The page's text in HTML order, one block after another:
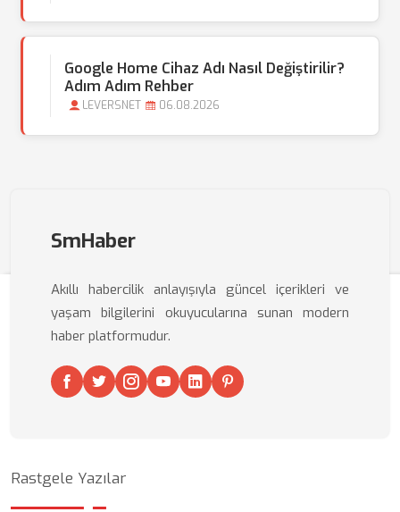
Google Home Cihaz Adı Nasıl Değiştirilir?
Adım Adım Rehber
LEVERSNET 06.08.2026
SmHaber
Akıllı habercilik anlayışıyla güncel içerikleri ve
yaşam bilgilerini okuyucularına sunan modern
haber platformudur.
Rastgele Yazılar